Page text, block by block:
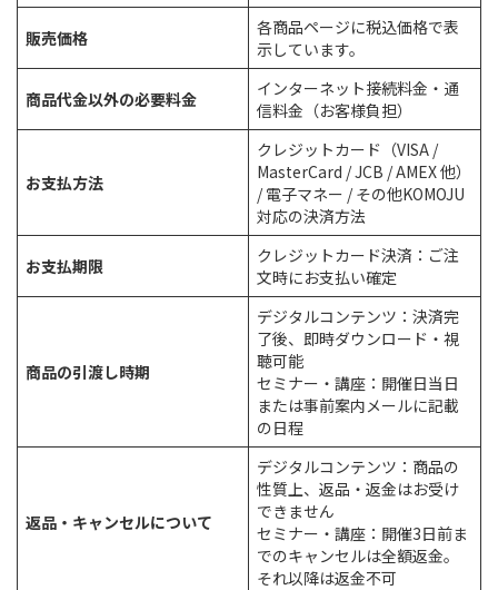
販売価格
各商品ページに税込価格で表
示しています。
商品代金以外の必要料金
インターネット接続料金・通
信料金（お客様負担）
お支払方法
クレジットカード（VISA /
MasterCard / JCB / AMEX 他）
/ 電子マネー / その他KOMOJU
対応の決済方法
お支払期限
クレジットカード決済：ご注
文時にお支払い確定
商品の引渡し時期
デジタルコンテンツ：決済完
了後、即時ダウンロード・視
聴可能
セミナー・講座：開催日当日
または事前案内メールに記載
の日程
返品・キャンセルについて
デジタルコンテンツ：商品の
性質上、返品・返金はお受け
できません
セミナー・講座：開催3日前ま
でのキャンセルは全額返金。
それ以降は返金不可